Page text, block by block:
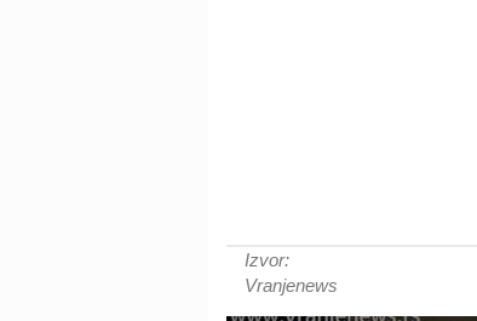
Izvor:
Vranjenews